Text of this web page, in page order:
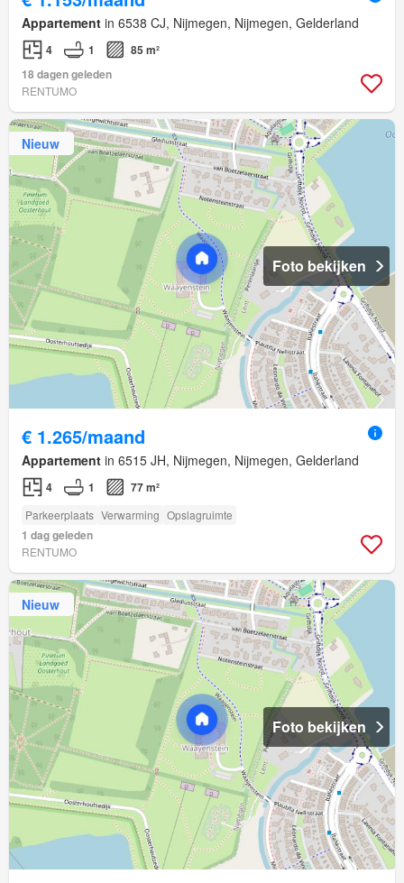
Appartement in 6538 CJ, Nijmegen, Nijmegen, Gelderland
4 1
85 m²
18 dagen geleden
RENTUMO
Nieuw
Foto bekijken
€ 1.265/maand
Appartement in 6515 JH, Nijmegen, Nijmegen, Gelderland
4 1 77 m²
Parkeerplaats Verwarming Opslagruimte
1 dag geleden
RENTUMO
Nieuw
Foto bekijken